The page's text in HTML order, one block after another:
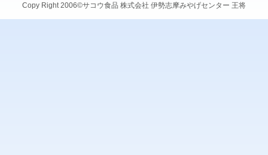
Copy Right 2006©サコウ食品 株式会社 伊勢志摩みやげセンター 王将